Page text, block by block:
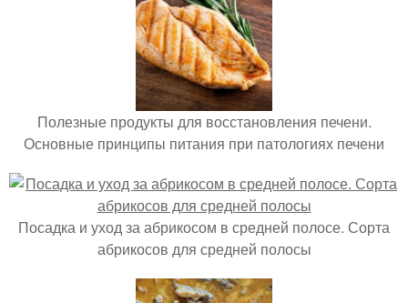
Полезные продукты для восстановления печени.
Основные принципы питания при патологиях печени
Посадка и уход за абрикосом в средней полосе. Сорта
абрикосов для средней полосы